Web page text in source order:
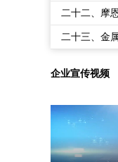
二十二、摩
二十三、金
企业宣传视频